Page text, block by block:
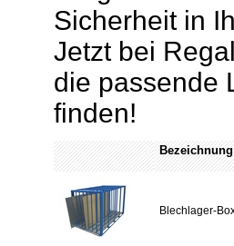
Sicherheit in
Jetzt bei
die passende
finden!
Bezeichnung
Blechlager-